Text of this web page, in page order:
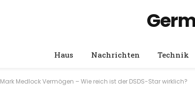
Haus Nachrichten Technik
Mark Medlock Vermögen – Wie reich ist der DSDS-Star wirklich?